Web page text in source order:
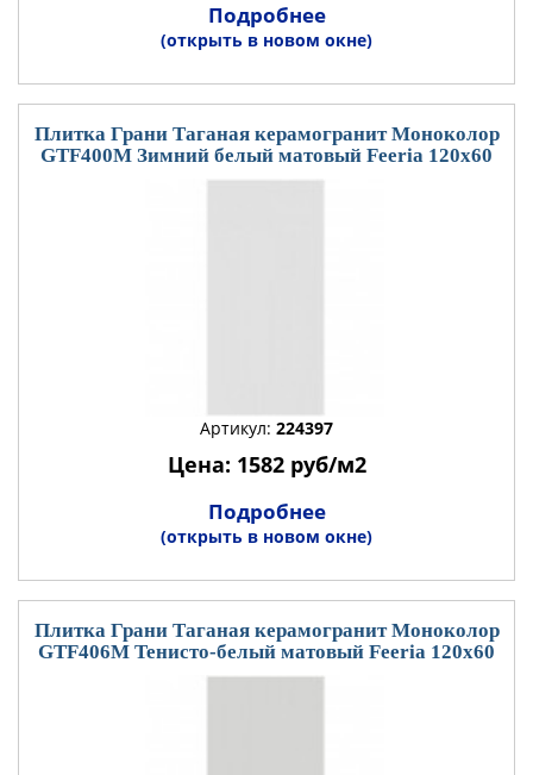
Подробнее
(открыть в новом окне)
Плитка Грани Таганая керамогранит Моноколор
GTF400М Зимний белый матовый Feeria 120x60
Артикул: 224397
Цена: 1582 руб/м2
Подробнее
(открыть в новом окне)
Плитка Грани Таганая керамогранит Моноколор
GTF406М Тенисто-белый матовый Feeria 120x60